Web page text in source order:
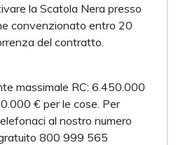
la Scatola Nera presso
convenzionato entro 20
del contratto.
massimale RC: 6.450.000
€ per le cose. Per
al nostro numero
800 999 565